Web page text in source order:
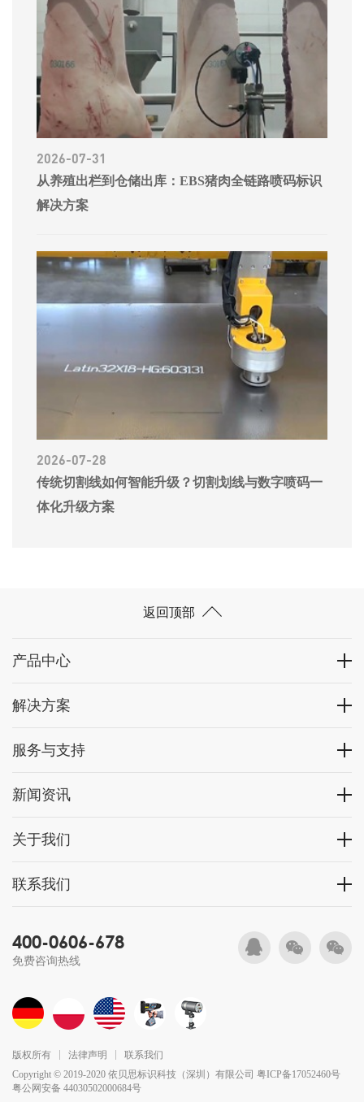
2026-07-31
从养殖出栏到仓储出库：EBS猪肉全链路喷码标识
解决方案
2026-07-28
传统切割线如何智能升级？切割划线与数字喷码一
体化升级方案
返回顶部
产品中心
解决方案
服务与支持
新闻资讯
关于我们
联系我们
400-0606-678
免费咨询热线
版权所有 法律声明
联系我们
Copyright © 2019-2020 依贝思标识科技（深圳）有限公司 粤ICP备17052460号
粤公网安备 44030502000684号